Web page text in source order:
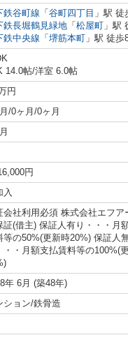
鉄谷町線 「 谷町四丁目 」駅 徒
鉄長堀鶴見緑地 「 松屋町 」駅
鉄中央線 「 堺筋本町 」駅 徒歩
14.0帖/洋室 6.0帖
円
/0ヶ月/0ヶ月
円
入
会社利用必須 株式会社エフア
証(借主) 保証人有り・・・月
等の50%(更新時20%) 保証人
・・月額支払賃料等の100%(
年 6月 (築48年)
ション/鉄骨造